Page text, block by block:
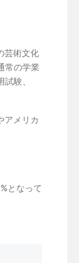
芸術文化
常の学業
験、
アメリカ
となって